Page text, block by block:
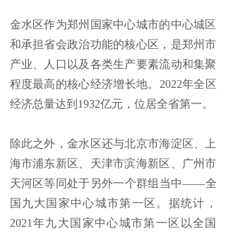
金水区作为郑州国家中心城市的中心城区
和承担省会政治功能的核心区，是郑州市
产业、人口以及各类生产要素流动和集聚
程度最高的核心经济增长地。2022年全区
经济总量达到1932亿元，位居全省第一。
除此之外，金水区还与北京市海淀区、上
海市浦东新区、天津市滨海新区、广州市
天河区等同处于另外一个群组当中——全
国九大国家中心城市第一区。据统计，
2021年九大国家中心城市第一区以全国